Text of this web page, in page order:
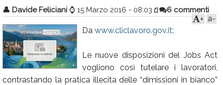
Calendario
Annunci
👤 Davide Feliciani ⌚ 15 Marzo 2016 - 08:03 6 commenti
a-
+
Da www.cliclavoro.gov.it:
Le nuove disposizioni del Jobs Act
vogliono così tutelare i lavoratori,
contrastando la pratica illecita delle “dimissioni in bianco”